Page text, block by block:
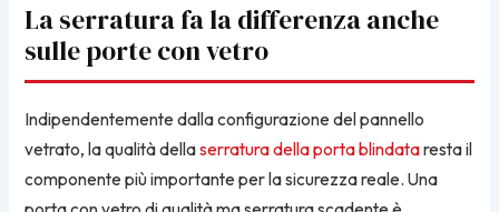
La serratura fa la differenza anche
sulle porte con vetro
Indipendentemente dalla configurazione del pannello
vetrato, la qualità dellaserratura della porta blindataresta il
componente più importante per la sicurezza reale. Una